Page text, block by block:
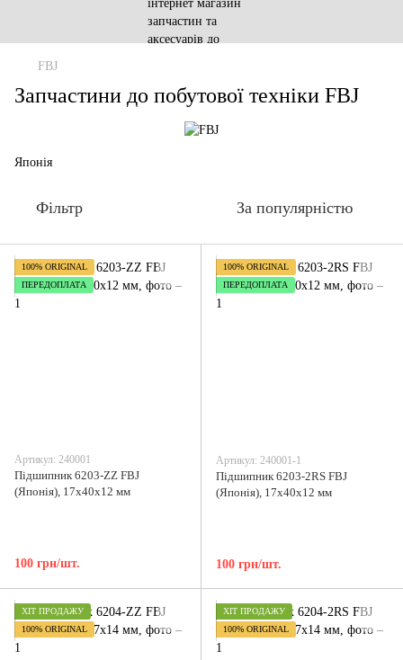
FBJ
Запчастини до побутової техніки FBJ
Японія
Фільтр За популярністю
100% ORIGINAL
ПЕРЕДОПЛАТА
Артикул: 240001
Підшипник 6203-ZZ FBJ
(Японія), 17x40x12 мм
100 грн/шт.
100% ORIGINAL
ПЕРЕДОПЛАТА
Артикул: 240001-1
Підшипник 6203-2RS FBJ
(Японія), 17x40x12 мм
100 грн/шт.
ХІТ ПРОДАЖУ
100% ORIGINAL
ХІТ ПРОДАЖУ
100% ORIGINAL